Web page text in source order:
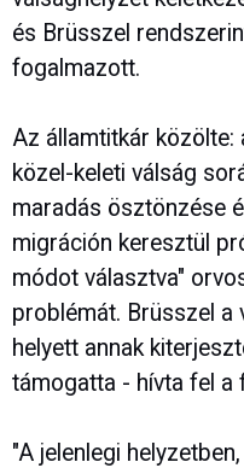
és Brüsszel
fogalmazott.
Az államtitkár
közel-keleti válság
maradás ösztönzése
migráción keresztül
módot választva"
problémát. Brüsszel a
helyett annak
támogatta - hívta fel a
"A jelenlegi